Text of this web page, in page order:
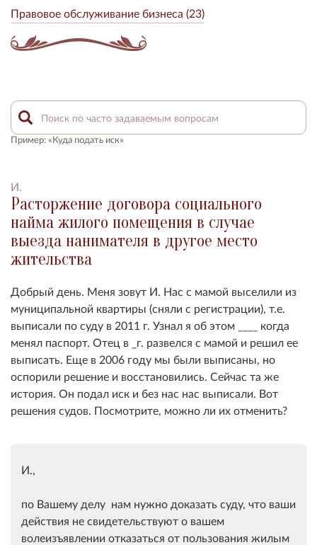
Правовое обслуживание бизнеса (23)
Пример: «Куда подать иск»
И.
Расторжение договора социального
найма жилого помещения в случае
выезда нанимателя в другое место
жительства
Добрый день. Меня зовут И. Нас с мамой выселили из
муниципальной квартиры (сняли с регистрации), т.е.
выписали по суду в 2011 г. Узнал я об этом ____ когда
менял паспорт. Отец в _г. развелся с мамой и решил ее
выписать. Еще в 2006 году мы были выписаны, но
оспорили решение и восстановились. Сейчас та же
история. Он подал иск и без нас нас выписали. Вот
решения судов. Посмотрите, можно ли их отменить?
И.,
по Вашему делу нам нужно доказать суду, что ваши
действия не свидетельствуют о вашем
волеизъявлении отказаться от пользования жилым